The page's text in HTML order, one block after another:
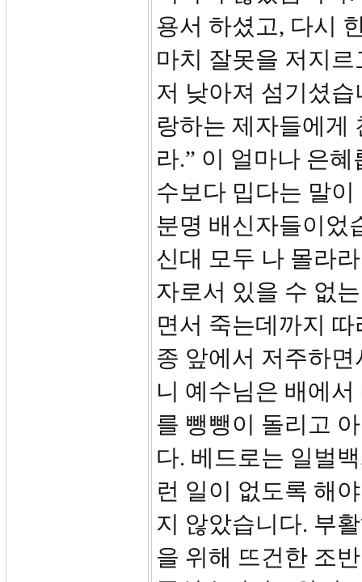
용서 하셨고, 다시
마치 잘못을 저지
저 낮아져 섬기셨
랑하는 제자들에게
라.” 이 얼마나 은
수보다 밉다는 말
분명 배신자들이었
신대 모두 나 몰라
자로서 있을 수 없
면서 죽는데까지
종 앞에서 저주하
니 예수님은 배에
를 뺑뺑이 돌리고
다. 베드로는 일벌
런 일이 없도록 해
지 않았습니다. 부
을 위해 뜨건한 조